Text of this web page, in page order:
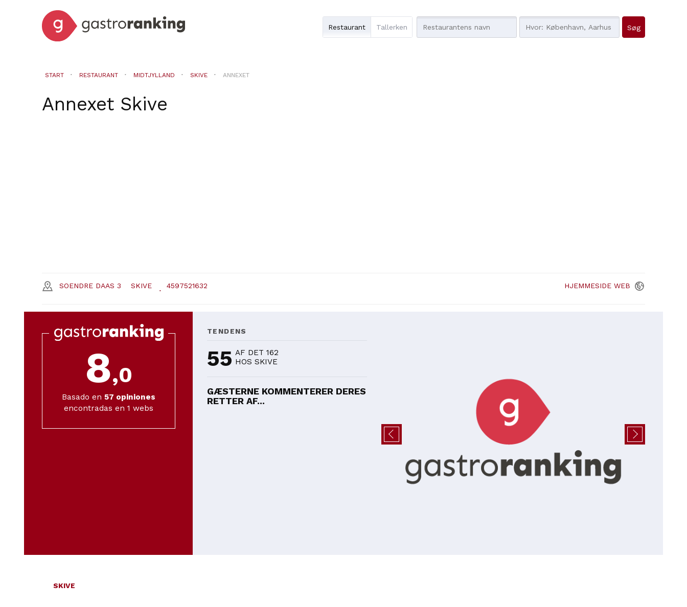
Restaurant Tallerken
START RESTAURANT MIDTJYLLAND SKIVE ANNEXET
Annexet Skive
SOENDRE DAAS 3 SKIVE 4597521632 HJEMMESIDE WEB
8,0
Basado en57 opiniones
encontradas en 1 webs
TENDENS
55 AF DET 162
HOS SKIVE
GÆSTERNE KOMMENTERER DERES
RETTER AF...
SKIVE